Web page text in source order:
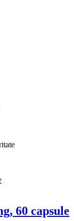
60 capsule